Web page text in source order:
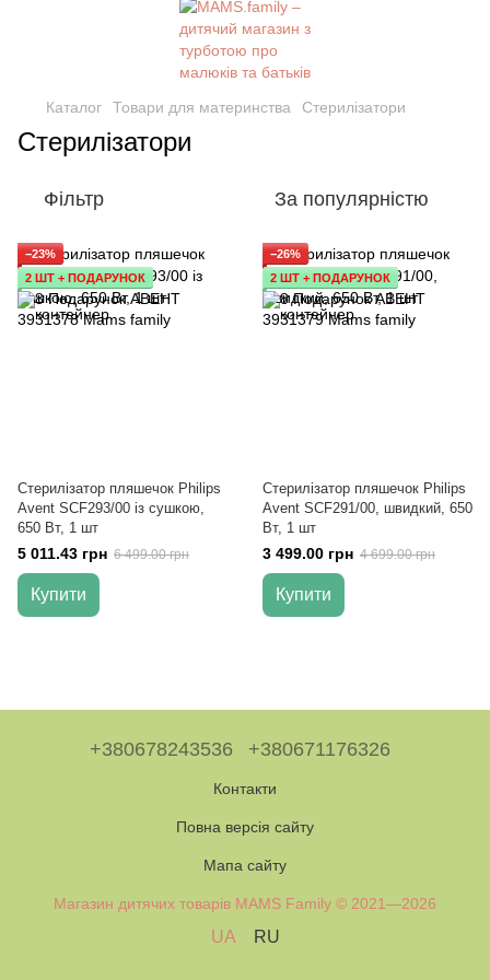
Каталог Товари для материнства Стерилізатори
Стерилізатори
Фільтр За популярністю
−23%
2 ШТ + ПОДАРУНОК
Стерилізатор пляшечок Philips
Avent SCF293/00 із сушкою,
650 Вт, 1 шт
5 011.43 грн 6 499.00 грн
Купити
−26%
2 ШТ + ПОДАРУНОК
Стерилізатор пляшечок Philips
Avent SCF291/00, швидкий, 650
Вт, 1 шт
3 499.00 грн 4 699.00 грн
Купити
+380678243536 +380671176326
Контакти
Повна версія сайту
Мапа сайту
Магазин дитячих товарів MAMS Family © 2021—2026
UA RU